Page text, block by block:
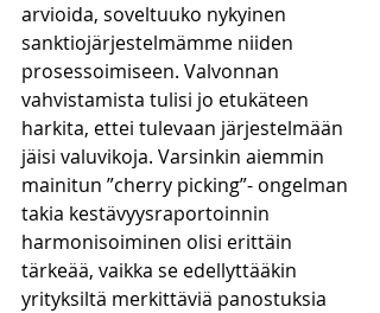
arvioida, soveltuuko nykyinen
sanktiojärjestelmämme niiden
prosessoimiseen. Valvonnan
vahvistamista tulisi jo etukäteen
harkita, ettei tulevaan järjestelmään
jäisi valuvikoja. Varsinkin aiemmin
mainitun ”cherry picking”- ongelman
takia kestävyysraportoinnin
harmonisoiminen olisi erittäin
tärkeää, vaikka se edellyttääkin
yrityksiltä merkittäviä panostuksia